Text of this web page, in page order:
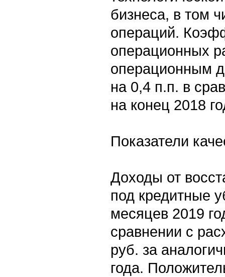
бизнеса, в том
операций.
операционных
операционным
на 0,4 п.п. в
на конец 2018
Показатели
Доходы от
под кредитные
месяцев 2019
сравнении с
руб. за
года.